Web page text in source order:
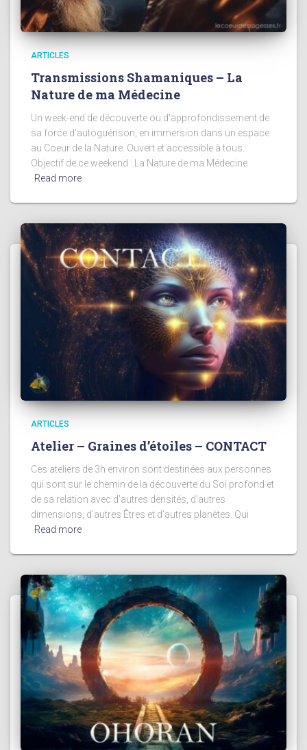
ARTICLES
Transmissions Shamaniques – La
Nature de ma Médecine
Un week-end de découverte ou d’approfondissement de
sa force d’autoguérison, en immersion dans un espace
au Coeur de la Nature. Ouvert et accessible à tous.
Objectif de ce weekend : La Nature de ma Médecine
Read more
ARTICLES
Atelier – Graines d’étoiles – CONTACT
Ces ateliers de 3h environ sont destinées aux personnes
qui sont sur le chemin de la découverte du Soi profond et
de sa relation avec d’autres densités, d’autres
dimensions, d’autres Êtres et d’autres planètes. Qui
Read more